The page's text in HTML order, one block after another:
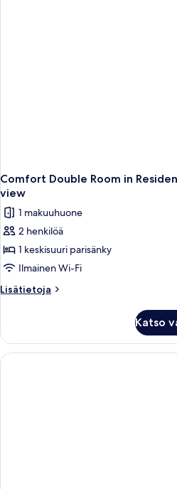
Comfort Double Room in
view
1 makuuhuone
2 henkilöä
1 keskisuuri parisänky
Ilmainen Wi-Fi
Lisätietoja
Lisätietoja
Room
in
Residence
Katso